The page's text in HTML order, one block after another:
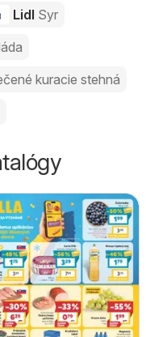
Lidl Syr
kuracie stehná